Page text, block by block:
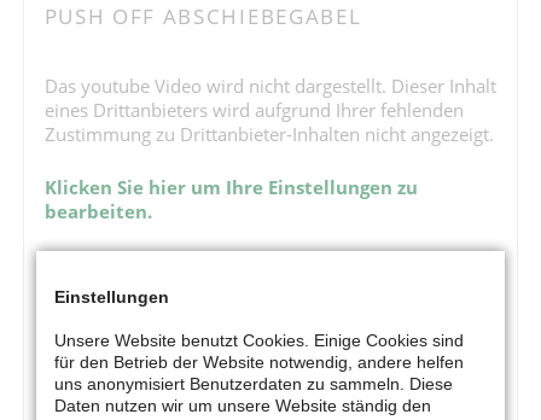
PUSH OFF ABSCHIEBEGABEL
Das youtube Video wird nicht dargestellt. Dieser Inhalt
eines Drittanbieters wird aufgrund Ihrer fehlenden
Zustimmung zu Drittanbieter-Inhalten nicht angezeigt.
Klicken Sie hier um Ihre Einstellungen zu
bearbeiten.
Einstellungen
Unsere Website benutzt Cookies. Einige Cookies sind
für den Betrieb der Website notwendig, andere helfen
uns anonymisiert Benutzerdaten zu sammeln. Diese
Daten nutzen wir um unsere Website ständig den